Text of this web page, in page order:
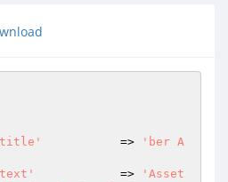
           =>
'ber A
            =>
'Asset